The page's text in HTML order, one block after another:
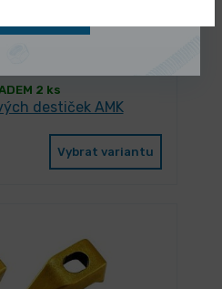
2 ks
destiček AMK
Vybrat variantu